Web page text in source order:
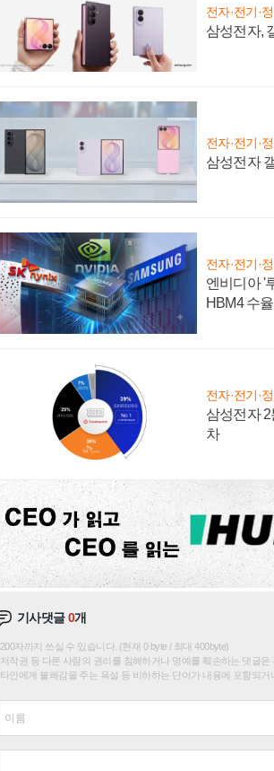
전자·전기·
삼성전자,
전자·전기·
삼성전자
전자·전기·
엔비디아 '
HBM4 수
전자·전기·
삼성전자
차
기사댓글0개
200자까지 쓰실 수 있습니다. (현재 0 byte / 최대 400byte)
저작권 등 다른 사람의 권리를 침해하거나 명예를 훼손하는 댓글
타인에게 불쾌감을 주는 욕설 등 비하하는 단어가 내용에 포함되